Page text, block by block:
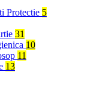
Protectie 5
31
10
11
13